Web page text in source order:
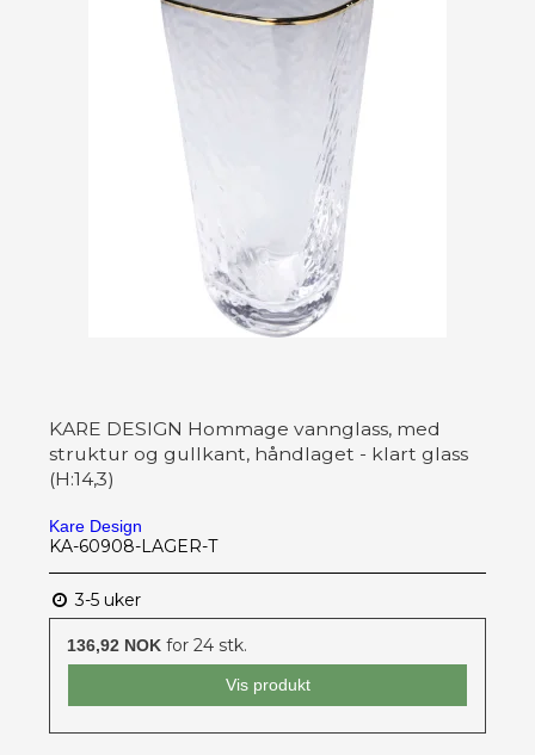
KARE DESIGN Hommage vannglass, med
struktur og gullkant, håndlaget - klart glass
(H:14,3)
Kare Design
KA-60908-LAGER-T
3-5 uker
136,92 NOK for 24 stk.
Vis produkt